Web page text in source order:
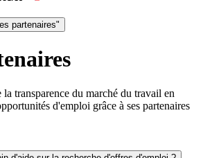
partenaires"
transparence du marché du travail en
d'emploi grâce à ses partenaires